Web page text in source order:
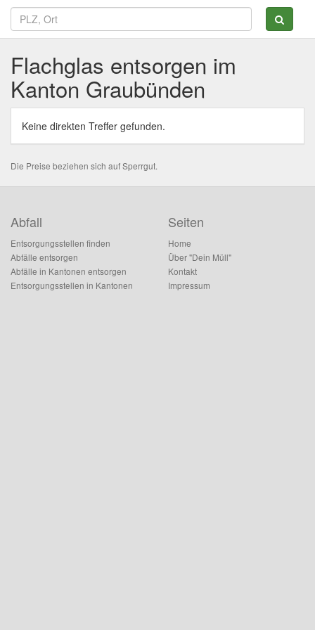
Flachglas entsorgen im
Kanton Graubünden
Keine direkten Treffer gefunden.
Die Preise beziehen sich auf Sperrgut.
Abfall
Entsorgungsstellen finden
Abfälle entsorgen
Abfälle in Kantonen entsorgen
Entsorgungsstellen in Kantonen
Seiten
Home
Über "Dein Müll"
Kontakt
Impressum